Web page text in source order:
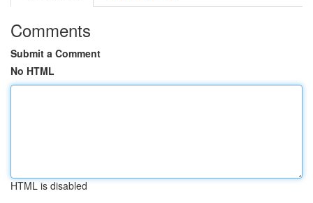
Comments
Submit a Comment
No HTML
HTML is disabled